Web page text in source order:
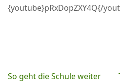
{youtube}pRxDopZXY4Q{/
Beitragsnavigation
So geht die Schule weiter